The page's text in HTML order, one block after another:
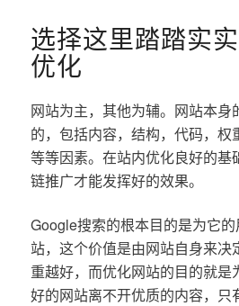
选择这里踏踏实
优化
网站为主，其他为辅。网站本身
的，包括内容，结构，代码，权
等等因素。在站内优化良好的基
链推广才能发挥好的效果。
Google搜索的根本目的是为它
站，这个价值是由网站自身来决
重越好，而优化网站的目的就是
好的网站离不开优质的内容，只